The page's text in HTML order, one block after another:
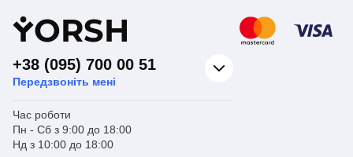
YORSH
+38 (095) 700 00 51
Передзвоніть мені
Час роботи
Пн - Сб з 9:00 до 18:00
Нд з 10:00 до 18:00